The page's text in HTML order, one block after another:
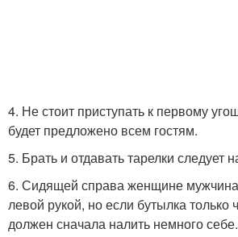
4. Не стоит приступать к первому
будет предложено всем гостям.
5. Брать и отдавать тарелки следует
6. Сидящей справа женщине
левой рукой, но если бутылка только
должен сначала налить немного себе.